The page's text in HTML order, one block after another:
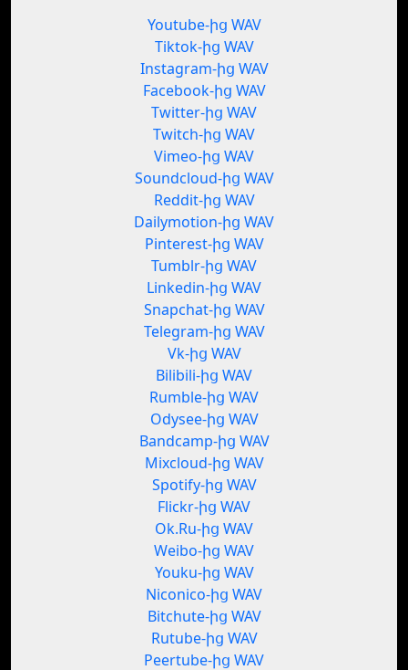
Youtube-ից WAV
Tiktok-ից WAV
Instagram-ից WAV
Facebook-ից WAV
Twitter-ից WAV
Twitch-ից WAV
Vimeo-ից WAV
Soundcloud-ից WAV
Reddit-ից WAV
Dailymotion-ից WAV
Pinterest-ից WAV
Tumblr-ից WAV
Linkedin-ից WAV
Snapchat-ից WAV
Telegram-ից WAV
Vk-ից WAV
Bilibili-ից WAV
Rumble-ից WAV
Odysee-ից WAV
Bandcamp-ից WAV
Mixcloud-ից WAV
Spotify-ից WAV
Flickr-ից WAV
Ok.Ru-ից WAV
Weibo-ից WAV
Youku-ից WAV
Niconico-ից WAV
Bitchute-ից WAV
Rutube-ից WAV
Peertube-ից WAV